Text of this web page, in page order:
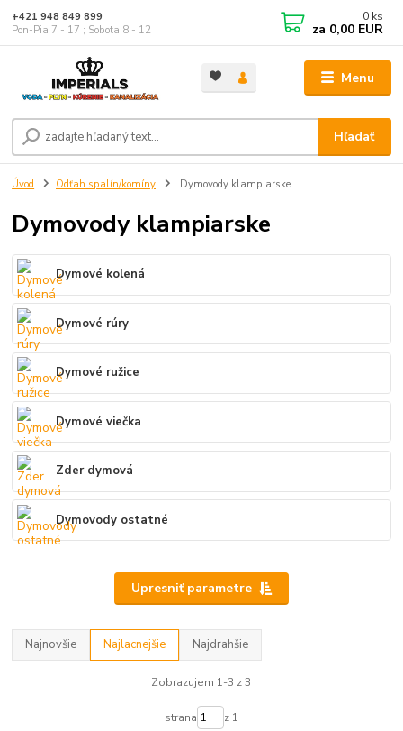
Menu
Hľadať
+421 948 849 899
Pon-Pia 7 - 17 ; Sobota 8 - 12
0 ks
za 0,00 EUR
Úvod Odťah spalín/komíny Dymovody klampiarske
Dymovody klampiarske
Dymové kolená
Dymové rúry
Dymové ružice
Dymové viečka
Zder dymová
Dymovody ostatné
Upresniť parametre
Najnovšie Najlacnejšie Najdrahšie
Zobrazujem 1-3 z 3
strana z 1